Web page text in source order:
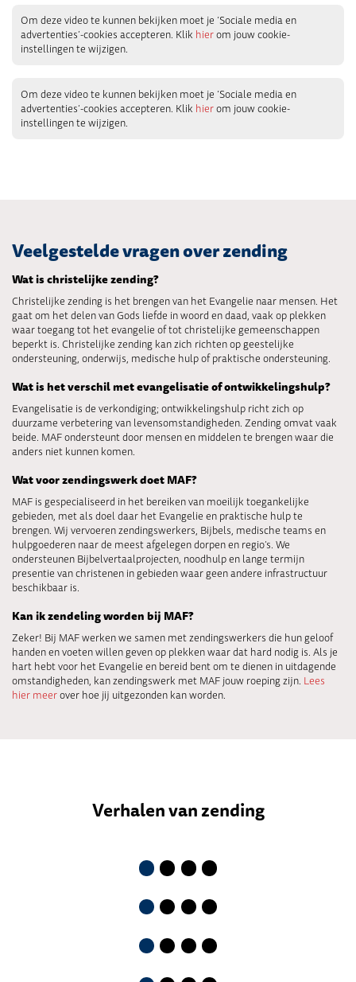
Om deze video te kunnen bekijken moet je ‘Sociale media en
advertenties’-cookies accepteren. Klik hierom jouw cookie-
instellingen te wijzigen.
Om deze video te kunnen bekijken moet je ‘Sociale media en
advertenties’-cookies accepteren. Klik hierom jouw cookie-
instellingen te wijzigen.
Veelgestelde vragen over zending
Wat is christelijke zending?
Christelijke zending is het brengen van het Evangelie naar mensen. Het
gaat om het delen van Gods liefde in woord en daad, vaak op plekken
waar toegang tot het evangelie of tot christelijke gemeenschappen
beperkt is. Christelijke zending kan zich richten op geestelijke
ondersteuning, onderwijs, medische hulp of praktische ondersteuning.
Wat is het verschil met evangelisatie of ontwikkelingshulp?
Evangelisatie is de verkondiging; ontwikkelingshulp richt zich op
duurzame verbetering van levensomstandigheden. Zending omvat vaak
beide. MAF ondersteunt door mensen en middelen te brengen waar die
anders niet kunnen komen.
Wat voor zendingswerk doet MAF?
MAF is gespecialiseerd in het bereiken van moeilijk toegankelijke
gebieden, met als doel daar het Evangelie en praktische hulp te
brengen. Wij vervoeren zendingswerkers, Bijbels, medische teams en
hulpgoederen naar de meest afgelegen dorpen en regio’s. We
ondersteunen Bijbelvertaalprojecten, noodhulp en lange termijn
presentie van christenen in gebieden waar geen andere infrastructuur
beschikbaar is.
Kan ik zendeling worden bij MAF?
Zeker! Bij MAF werken we samen met zendingswerkers die hun geloof
handen en voeten willen geven op plekken waar dat hard nodig is. Als je
hart hebt voor het Evangelie en bereid bent om te dienen in uitdagende
omstandigheden, kan zendingswerk met MAF jouw roeping zijn. Lees
hier meerover hoe jij uitgezonden kan worden.
Verhalen van zending